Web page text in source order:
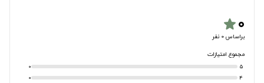
۰star
براساس 0 نفر
مجموع امتیازات
5
0
4
0